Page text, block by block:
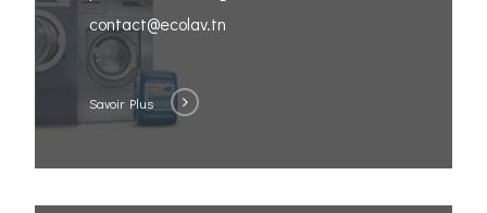
contact@ecolav.tn
Savoir Plus